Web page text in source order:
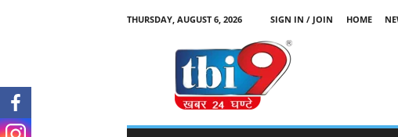
THURSDAY, AUGUST 6, 2026 SIGN IN / JOIN HOME